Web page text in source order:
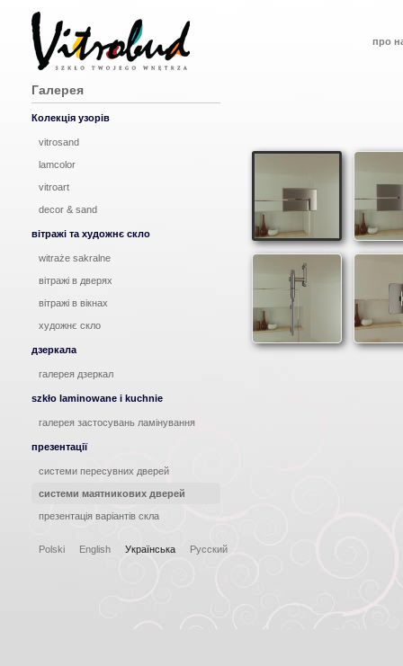
про
Галерея
Колекція узорів
vitrosand
lamcolor
vitroart
decor & sand
вітражі та художнє скло
witraże sakralne
вітражі в дверях
вітражі в вікнах
художнє скло
дзеркала
галерея дзеркал
szkło laminowane i kuchnie
галерея застосувань ламінування
презентації
системи пересувних дверей
системи маятникових дверей
презентація варіантів скла
Polski English Українська Русский